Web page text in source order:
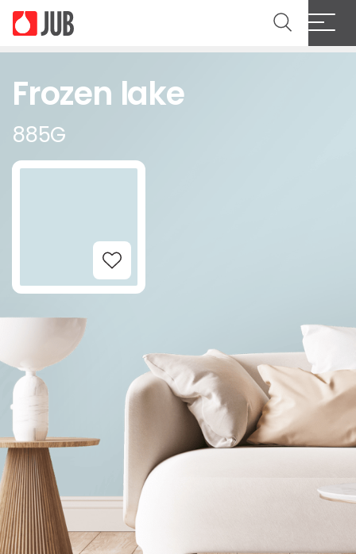
Frozen lake
885G
Add to Wishlist